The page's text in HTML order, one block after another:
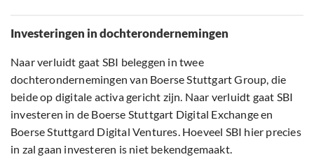
Investeringen in dochterondernemingen
Naar verluidt gaat SBI beleggen in twee
dochterondernemingen van Boerse Stuttgart Group, die
beide op digitale activa gericht zijn. Naar verluidt gaat SBI
investeren in de Boerse Stuttgart Digital Exchange en
Boerse Stuttgard Digital Ventures. Hoeveel SBI hier precies
in zal gaan investeren is niet bekendgemaakt.